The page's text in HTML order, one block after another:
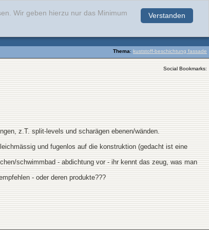
Verstanden
Wir geben hierzu nur das Minimum
Thema: kuststoff-beschichtung fassade
Social Bookmarks:
z.T. split-levels und scharägen ebenen/wänden.
und fugenlos auf die konstruktion (gedacht ist eine
schwimmbad - abdichtung vor - ihr kennt das zeug, was man
- oder deren produkte???